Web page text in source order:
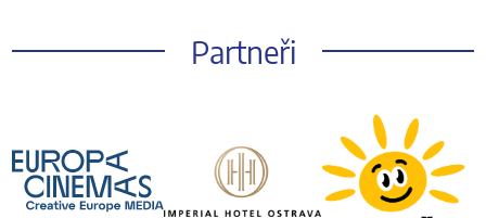
Partneři